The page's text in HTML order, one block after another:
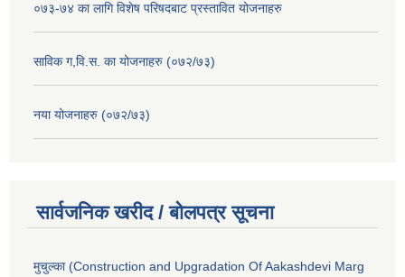
०७३-७४ का लागि विशेष परिषदबाट प्रस्तावित योजनाहरु
साविक ग,वि.स. का योजनाहरु (०७२/७३)
नया योजनाहरु (०७२/७३)
सार्वजनिक खरीद / बोलपत्र सूचना
मुचुल्का (Construction and Upgradation Of Aakashdevi Marg